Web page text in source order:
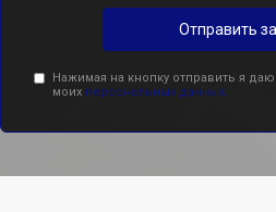
Отправить
Нажимая на кнопку отправить я
моих персональных данных.